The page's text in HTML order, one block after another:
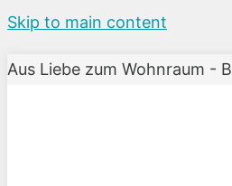
Skip to main content
Aus Liebe zum Wohnraum -